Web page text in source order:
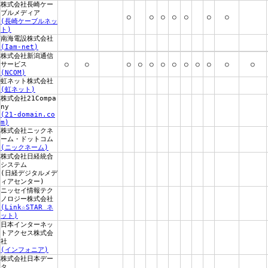
株式会社長崎ケー
ブルメディア
(長崎ケーブルネッ
ト)
○ ○ ○ ○ ○ ○ ○
南海電設株式会社
(Iam-net)
株式会社新潟通信
サービス
(NCOM)
○ ○ ○ ○ ○ ○ ○ ○ ○ ○ ○ ○
虹ネット株式会社
(虹ネット)
株式会社21Compa
ny
(21-domain.co
m)
株式会社ニックネ
ーム・ドットコム
(ニックネーム)
株式会社日経統合
システム
(日経デジタルメデ
ィアセンター)
ニッセイ情報テク
ノロジー株式会社
(Link☆STAR ネ
ット)
日本インターネッ
トアクセス株式会
社
(インフォニア)
株式会社日本デー